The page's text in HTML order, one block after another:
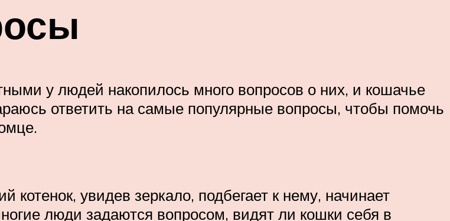
у людей накопилось много вопросов о них, и кошачье
ответить на самые популярные вопросы, чтобы помочь
увидев зеркало, подбегает к нему, начинает
люди задаются вопросом, видят ли кошки себя в